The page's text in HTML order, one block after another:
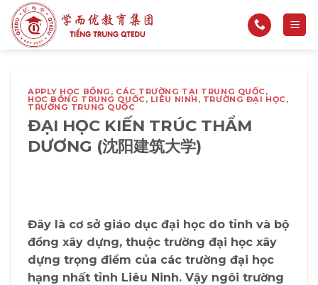
qua
nội
APPLY HỌC BỔNG , CÁC TRƯỜNG TẠI TRUNG QUỐC,
HỌC BỔNG TRUNG QUỐC, LIÊU NINH , TRƯỜNG ĐẠI HỌC,
TRƯỜNG TRUNG QUỐC
ĐẠI HỌC KIẾN TRÚC THẨM
DƯƠNG (沈阳建筑大学)
Đây là cơ sở giáo dục đại học do tỉnh và bộ
đồng xây dựng, thuộc trường đại học xây
dựng trọng điểm của các trường đại học
hạng nhất tỉnh Liêu Ninh. Vậy ngôi trường